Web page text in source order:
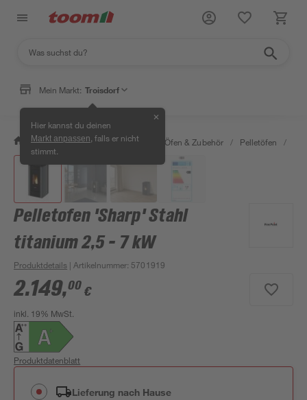
Mein Markt: Troisdorf
Hier kannst du deinen
Markt anpassen , falls er nicht
stimmt.
✕
/ Bauen & Renovieren / Kamine, Öfen & Zubehör / Pelletöfen /
Pelletofen 'Sharp' Stahl
titanium 2,5 - 7 kW
Produktdetails | Artikelnummer: 5701919
2.149,00 €
inkl. 19% MwSt.
Produktdatenblatt
Lieferung nach Hause